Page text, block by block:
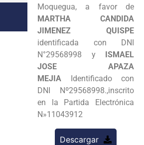
Moquegua, a favor de
MARTHA CANDIDA
JIMENEZ QUISPE
identificada con DNI
N°29568998 y ISMAEL
JOSE APAZA
MEJIA Identificado con
DNI Nº29568998.,inscrito
en la Partida Electrónica
N»11043912
Descargar